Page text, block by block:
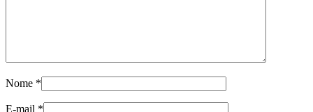
Nome *
E-mail *